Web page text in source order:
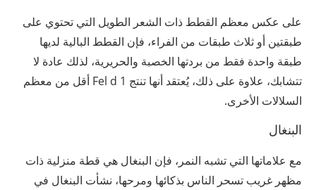
على عكس معظم القطط ذات الشعر الطويل التي تحتوي على
طبقتين أو ثلاث طبقات من الفراء، فإن القطط البالية لديها
طبقة واحدة فقط من بردتها الخصبة والحريرية، لذلك عادة لا
تتشابك، علاوة على ذلك، يُعتقد أنها تنتج Fel d 1 أقل من معظم
السلالات الأخرى.
البنغال
مع علاماتها التي تشبه النمر، فإن البنغال هي قطة منزلية ذات
مظهر غريب تسحر الناس بذكائها ومرحها، نشأت البنغال في